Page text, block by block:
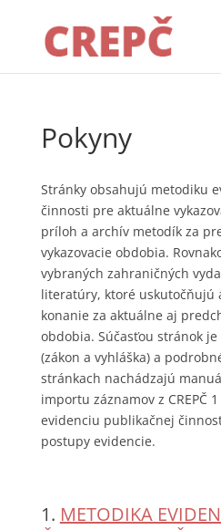
Pokyny
Stránky obsahujú metodiku
činnosti pre aktuálne
príloh a archív metodík za
vykazovacie obdobia.
vybraných zahraničných
literatúry, ktoré uskutočňujú
konanie za aktuálne aj
obdobia. Súčasťou stránok
(zákon a vyhláška) a
stránkach nachádzajú
importu záznamov z CREPČ
evidenciu publikačnej
postupy evidencie.
METODIKA